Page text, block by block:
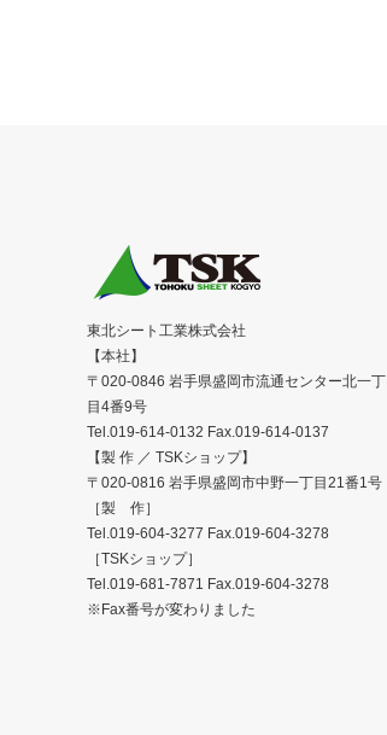
東北シート工業株式会社
【本社】
〒020-0846 岩手県盛岡市流通センター北一丁
目4番9号
Tel.019-614-0132 Fax.019-614-0137
【製 作 ／ TSKショップ】
〒020-0816 岩手県盛岡市中野一丁目21番1号
［製 作］
Tel.019-604-3277 Fax.019-604-3278
［TSKショップ］
Tel.019-681-7871 Fax.019-604-3278
※Fax番号が変わりました